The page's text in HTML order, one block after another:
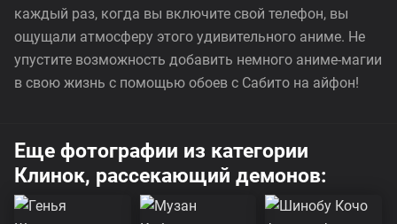
каждый раз, когда вы включите свой телефон, вы
ощущали атмосферу этого удивительного аниме. Не
упустите возможность добавить немного аниме-магии
в свою жизнь с помощью обоев с Сабито на айфон!
Еще фотографии из категории
Клинок, рассекающий демонов: